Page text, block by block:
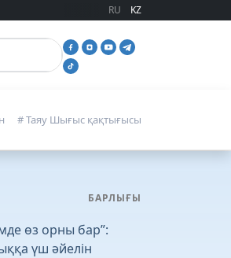
RU KZ
# Таяу Шығыс қақтығысы
БАРЛЫҒЫ
өз орны бар”:
үш әйелін